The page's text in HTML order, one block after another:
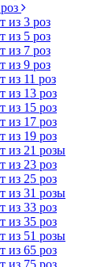
из 3 роз
из 5 роз
из 7 роз
из 9 роз
из 11 роз
из 13 роз
из 15 роз
из 17 роз
из 19 роз
из 21 розы
из 23 роз
из 25 роз
из 31 розы
из 33 роз
из 35 роз
из 51 розы
из 65 роз
из 75 роз